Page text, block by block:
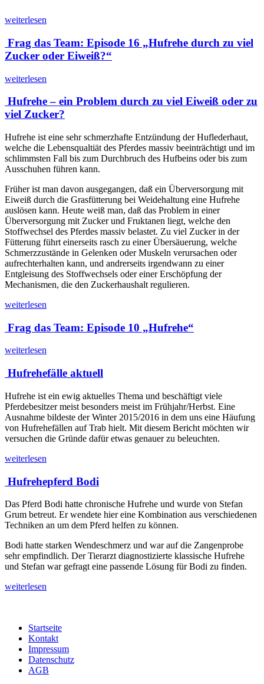
weiterlesen
Frag das Team: Episode 16 „Hufrehe durch zu viel
Zucker oder Eiweiß?“
weiterlesen
Hufrehe – ein Problem durch zu viel Eiweiß oder zu
viel Zucker?
Hufrehe ist eine sehr schmerzhafte Entzündung der Huflederhaut,
welche die Lebensqualtiät des Pferdes massiv beeinträchtigt und im
schlimmsten Fall bis zum Durchbruch des Hufbeins oder bis zum
Ausschuhen führen kann.
Früher ist man davon ausgegangen, daß ein Überversorgung mit
Eiweiß durch die Grasfütterung bei Weidehaltung eine Hufrehe
auslösen kann. Heute weiß man, daß das Problem in einer
Überversorgung mit Zucker und Fruktanen liegt, welche den
Stoffwechsel des Pferdes massiv belastet. Zu viel Zucker in der
Fütterung führt einerseits rasch zu einer Übersäuerung, welche
Schmerzzustände in Gelenken oder Muskeln verursachen oder
aufrechterhalten kann, und andrerseits irgendwann zu einer
Entgleisung des Stoffwechsels oder einer Erschöpfung der
Mechanismen, die den Zuckerhaushalt regulieren.
weiterlesen
Frag das Team: Episode 10 „Hufrehe“
weiterlesen
Hufrehefälle aktuell
Hufrehe ist ein ewig aktuelles Thema und beschäftigt viele
Pferdebesitzer meist besonders meist im Frühjahr/Herbst. Eine
Ausnahme bildeste der Winter 2015/2016 in dem uns eine Häufung
von Hufrehefällen auf Trab hielt. Mit diesem Bericht möchten wir
versuchen die Gründe dafür etwas genauer zu beleuchten.
weiterlesen
Hufrehepferd Bodi
Das Pferd Bodi hatte chronische Hufrehe und wurde von Stefan
Grum betreut. Er wendete hier eine Kombination aus verschiedenen
Techniken an um dem Pferd helfen zu können.
Bodi hatte starken Wendeschmerz und war auf die Zangenprobe
sehr empfindlich. Der Tierarzt diagnostizierte klassische Hufrehe
und Stefan war gefragt eine passende Lösung für Bodi zu finden.
weiterlesen
Startseite
Kontakt
Impressum
Datenschutz
AGB